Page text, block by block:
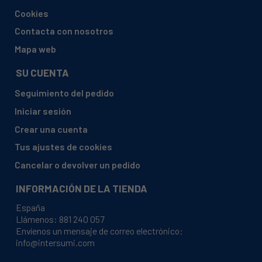
BALAY, 3SC74101A/22
BALAY, 3SC74101A/22 SC7410 SELFCLEANING
BALAY, 3SC74300A/01
BALAY, 3SC74300A/02
BALAY, 3SC74300A/04
BALAY, 3SC74300A/05
BALAY, 3SC76300A/05
BALAY, 3SC76300A/06
BALAY, 3SC76300A/09
BALAY, 3SC76300A/10
BALAY, 3SC76300A/11
BALAY, 3SC76300A/12
Cookies
Contacta con nosotros
Mapa web
SU CUENTA
Seguimiento del pedido
Iniciar sesión
Crear una cuenta
Tus ajustes de cookies
Cancelar o devolver un pedido
INFORMACIÓN DE LA TIENDA
España
Llámenos: 881 240 057
Envíenos un mensaje de correo electrónico:
info@intersumi.com